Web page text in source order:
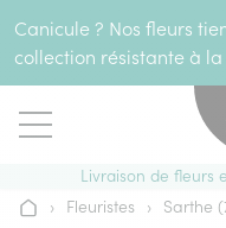
Canicule ? Nos fleurs
collection résistante à
Livraison de fleurs
Accueil
› Fleuristes › Sarthe